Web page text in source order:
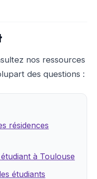
nos ressources
des questions :
résidences
à Toulouse
étudiants